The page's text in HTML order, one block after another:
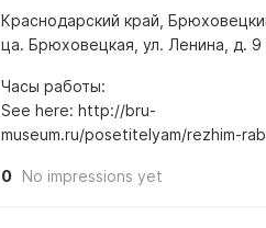
Краснодарский край,
ца. Брюховецкая, ул. Ленина, д. 9
Часы работы:
See here: http://bru-
museum.ru/posetitelyam/rezhim-
0 No impressions yet